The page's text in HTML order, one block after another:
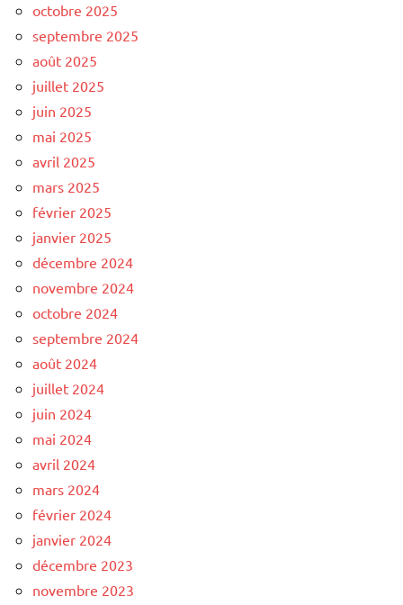
octobre 2025
septembre 2025
août 2025
juillet 2025
juin 2025
mai 2025
avril 2025
mars 2025
février 2025
janvier 2025
décembre 2024
novembre 2024
octobre 2024
septembre 2024
août 2024
juillet 2024
juin 2024
mai 2024
avril 2024
mars 2024
février 2024
janvier 2024
décembre 2023
novembre 2023